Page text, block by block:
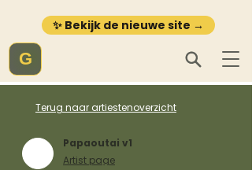
✨ Bekijk de nieuwe site →
G
Terug naar artiestenoverzicht
Papaoutai v1
Artist page